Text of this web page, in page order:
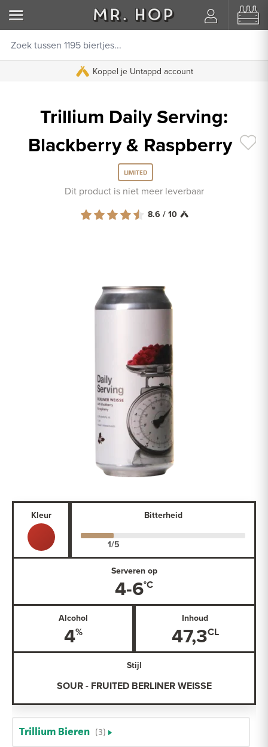
Koppel je Untappd account
Trillium Daily Serving:
Blackberry & Raspberry
LIMITED
Dit product is niet meer leverbaar
8.6 / 10
Kleur Bitterheid
Serveren op
4-6
Alcohol
4
Inhoud
47,3
Stijl
SOUR - FRUITED BERLINER WEISSE
Trillium Bieren (3)